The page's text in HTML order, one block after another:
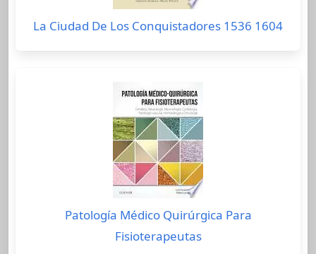
La Ciudad De Los Conquistadores 1536 1604
Patología Médico Quirúrgica Para
Fisioterapeutas